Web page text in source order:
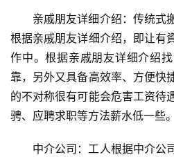
亲戚朋友详细介绍：传统式
根据亲戚朋友详细介绍，即让有
作中。根据亲戚朋友详细介绍
靠，另外又具备高效率、方便快
的不对称很有可能会危害工资待
骋、应聘求职等方法薪水低一些。
中介公司：工人根据中介公